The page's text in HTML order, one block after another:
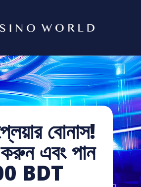
বোনাস!
এবং পান
BDT